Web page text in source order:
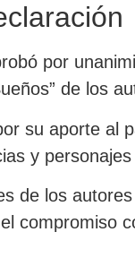
por
de los
su aporte al
y
de los
compromiso